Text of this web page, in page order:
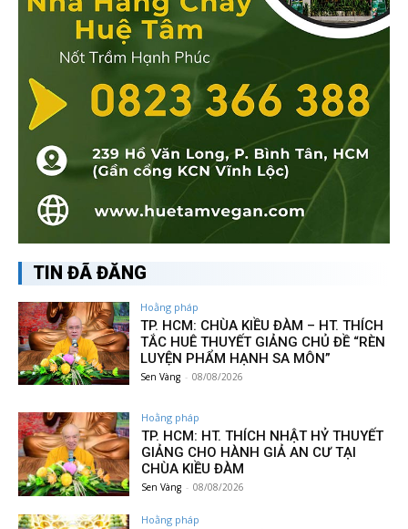
TIN ĐÃ ĐĂNG
Hoằng pháp
TP. HCM: CHÙA KIỀU ĐÀM – HT. THÍCH
TẮC HUÊ THUYẾT GIẢNG CHỦ ĐỀ “RÈN
LUYỆN PHẨM HẠNH SA MÔN”
Sen Vàng - 08/08/2026
Hoằng pháp
TP. HCM: HT. THÍCH NHẬT HỶ THUYẾT
GIẢNG CHO HÀNH GIẢ AN CƯ TẠI
CHÙA KIỀU ĐÀM
Sen Vàng - 08/08/2026
Hoằng pháp